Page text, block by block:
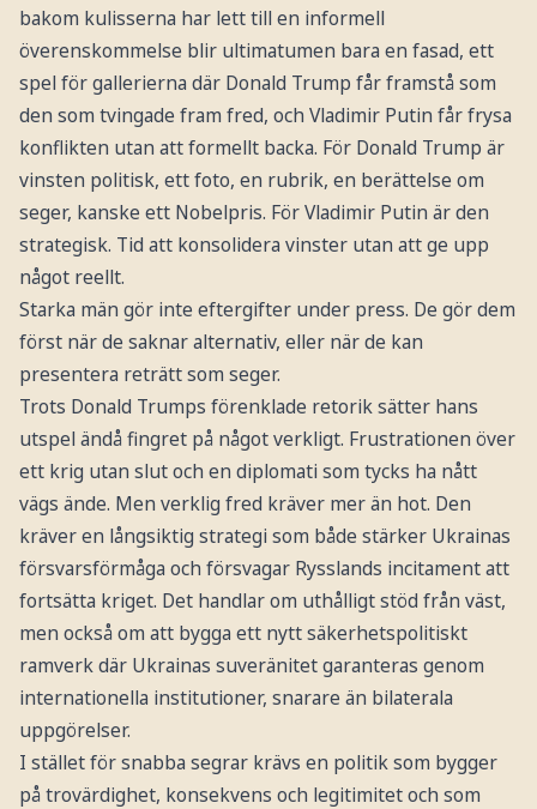
bakom kulisserna har lett till en informell
överenskommelse blir ultimatumen bara en fasad, ett
spel för gallerierna där Donald Trump får framstå som
den som tvingade fram fred, och Vladimir Putin får frysa
konflikten utan att formellt backa. För Donald Trump är
vinsten politisk, ett foto, en rubrik, en berättelse om
seger, kanske ett Nobelpris. För Vladimir Putin är den
strategisk. Tid att konsolidera vinster utan att ge upp
något reellt.
Starka män gör inte eftergifter under press. De gör dem
först när de saknar alternativ, eller när de kan
presentera reträtt som seger.
Trots Donald Trumps förenklade retorik sätter hans
utspel ändå fingret på något verkligt. Frustrationen över
ett krig utan slut och en diplomati som tycks ha nått
vägs ände. Men verklig fred kräver mer än hot. Den
kräver en långsiktig strategi som både stärker Ukrainas
försvarsförmåga och försvagar Rysslands incitament att
fortsätta kriget. Det handlar om uthålligt stöd från väst,
men också om att bygga ett nytt säkerhetspolitiskt
ramverk där Ukrainas suveränitet garanteras genom
internationella institutioner, snarare än bilaterala
uppgörelser.
I stället för snabba segrar krävs en politik som bygger
på trovärdighet, konsekvens och legitimitet och som